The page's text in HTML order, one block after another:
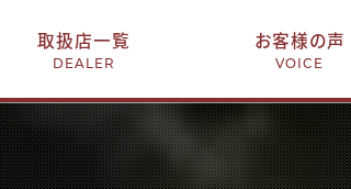
取扱店一覧
DEALER
お客様の声
VOICE